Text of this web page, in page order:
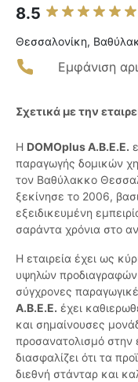
8.5
Θεσσαλονίκη,
Εμφάνιση
Σχετικά με την
Η DOMOplus Α.Β.Ε.Ε.
παραγωγής δομικών
τον Βαθύλακκο
ξεκίνησε το 2006,
εξειδικευμένη
σαράντα χρόνια στο
Η εταιρεία έχει ως
υψηλών προδιαγραφών
σύγχρονες
Α.Β.Ε.Ε. έχει
και σημαίνουσες
προσανατολισμό στην
διασφαλίζει ότι τα
διεθνή στάνταρ και